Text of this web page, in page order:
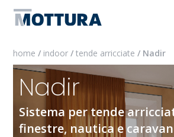
home / indoor /tende arricciate / Nadir
Nadir
Sistema per tende
finestre, nautica e caravan